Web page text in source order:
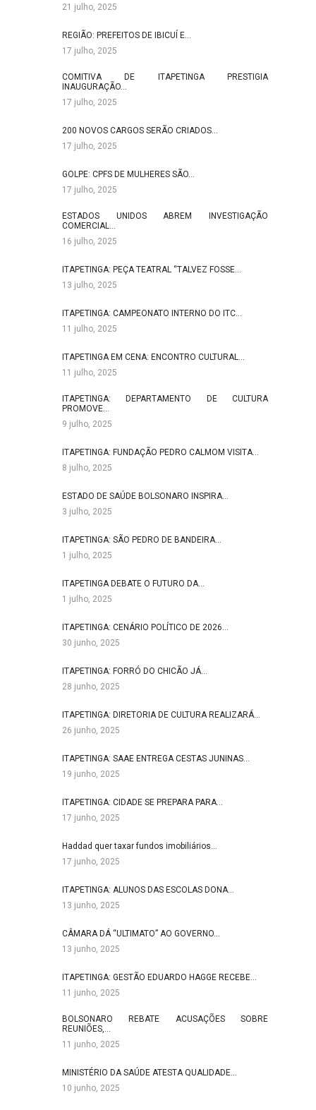
21 julho, 2025
REGIÃO: PREFEITOS DE IBICUÍ E…
17 julho, 2025
COMITIVA DE ITAPETINGA PRESTIGIA
INAUGURAÇÃO…
17 julho, 2025
200 NOVOS CARGOS SERÃO CRIADOS…
17 julho, 2025
GOLPE: CPFS DE MULHERES SÃO…
17 julho, 2025
ESTADOS UNIDOS ABREM INVESTIGAÇÃO
COMERCIAL…
16 julho, 2025
ITAPETINGA: PEÇA TEATRAL “TALVEZ FOSSE…
13 julho, 2025
ITAPETINGA: CAMPEONATO INTERNO DO ITC…
11 julho, 2025
ITAPETINGA EM CENA: ENCONTRO CULTURAL…
11 julho, 2025
ITAPETINGA: DEPARTAMENTO DE CULTURA
PROMOVE…
9 julho, 2025
ITAPETINGA: FUNDAÇÃO PEDRO CALMOM VISITA…
8 julho, 2025
ESTADO DE SAÚDE BOLSONARO INSPIRA…
3 julho, 2025
ITAPETINGA: SÃO PEDRO DE BANDEIRA…
1 julho, 2025
ITAPETINGA DEBATE O FUTURO DA…
1 julho, 2025
ITAPETINGA: CENÁRIO POLÍTICO DE 2026…
30 junho, 2025
ITAPETINGA: FORRÓ DO CHICÃO JÁ…
28 junho, 2025
ITAPETINGA: DIRETORIA DE CULTURA REALIZARÁ…
26 junho, 2025
ITAPETINGA: SAAE ENTREGA CESTAS JUNINAS…
19 junho, 2025
ITAPETINGA: CIDADE SE PREPARA PARA…
17 junho, 2025
Haddad quer taxar fundos imobiliários…
17 junho, 2025
ITAPETINGA: ALUNOS DAS ESCOLAS DONA…
13 junho, 2025
CÂMARA DÁ “ULTIMATO” AO GOVERNO…
13 junho, 2025
ITAPETINGA: GESTÃO EDUARDO HAGGE RECEBE…
11 junho, 2025
BOLSONARO REBATE ACUSAÇÕES SOBRE
REUNIÕES,…
11 junho, 2025
MINISTÉRIO DA SAÚDE ATESTA QUALIDADE…
10 junho, 2025